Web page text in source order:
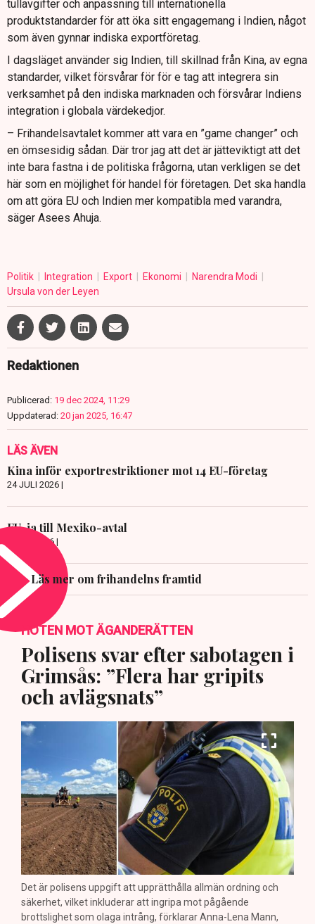
tullavgifter och anpassning till internationella
produktstandarder för att öka sitt engagemang i Indien, något
som även gynnar indiska exportföretag.
I dagsläget använder sig Indien, till skillnad från Kina, av egna
standarder, vilket försvårar för för e tag att integrera sin
verksamhet på den indiska marknaden och försvårar Indiens
integration i globala värdekedjor.
– Frihandelsavtalet kommer att vara en ”game changer” och
en ömsesidig sådan. Där tror jag att det är jätteviktigt att det
inte bara fastna i de politiska frågorna, utan verkligen se det
här som en möjlighet för handel för företagen. Det ska handla
om att göra EU och Indien mer kompatibla med varandra,
säger Asees Ahuja.
Politik Integration Export Ekonomi
Narendra Modi
Ursula von der Leyen
Redaktionen
Publicerad: 19 dec 2024, 11:29
Uppdaterad: 20 jan 2025, 16:47
LÄS ÄVEN
Kina inför exportrestriktioner mot 14 EU-företag
24 JULI 2026 |
EU-ja till Mexiko-avtal
8 JULI 2026 |
Läs mer om frihandelns framtid
HOTEN MOT ÄGANDERÄTTEN
Polisens svar efter sabotagen i
Grimsås: ”Flera har gripits
och avlägsnats”
Det är polisens uppgift att upprätthålla allmän ordning och
säkerhet, vilket inkluderar att ingripa mot pågående
brottslighet som olaga intrång, förklarar Anna-Lena Mann,